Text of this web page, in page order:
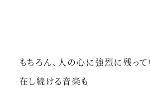
もちろん、人の心に強烈に残っ
在し続ける音楽も